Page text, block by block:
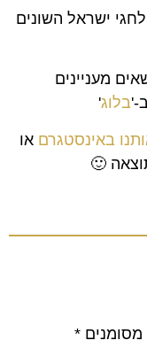
ישראל השונים
מעניינים
'בלוג'
באינסטגרם או
🙂
*